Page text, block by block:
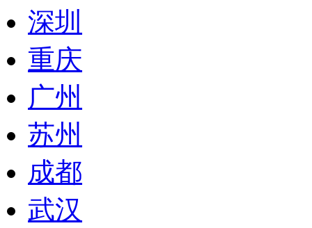
深圳
重庆
广州
苏州
成都
武汉